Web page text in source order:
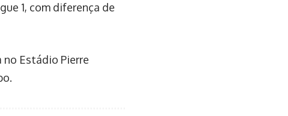
1, com diferença de
no Estádio Pierre